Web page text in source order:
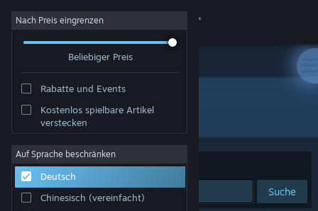
Anmelden
Info
Support
Nach Preis eingrenzen
Beliebiger Preis
Rabatte und Events
Kostenlos spielbare Artikel
verstecken
Auf Sprache beschränken
Deutsch
Chinesisch (vereinfacht)
Entwickler: iRacing
Sortieren nach Relevanz
Suche